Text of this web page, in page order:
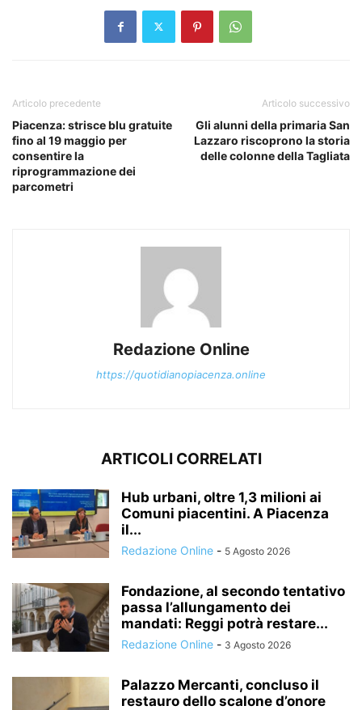
Articolo precedente
Piacenza: strisce blu gratuite
fino al 19 maggio per
consentire la
riprogrammazione dei
parcometri
Articolo successivo
Gli alunni della primaria San
Lazzaro riscoprono la storia
delle colonne della Tagliata
Redazione Online
https://quotidianopiacenza.online
ARTICOLI CORRELATI
Hub urbani, oltre 1,3 milioni ai
Comuni piacentini. A Piacenza
il...
Redazione Online - 5 Agosto 2026
Fondazione, al secondo tentativo
passa l’allungamento dei
mandati: Reggi potrà restare...
Redazione Online - 3 Agosto 2026
Palazzo Mercanti, concluso il
restauro dello scalone d’onore